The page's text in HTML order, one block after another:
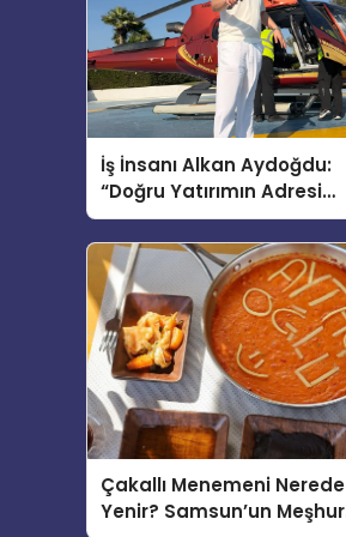
İş İnsanı Alkan Aydoğdu:
“Doğru Yatırımın Adresi
Bodrum”
Çakallı Menemeni Nerede
Yenir? Samsun’un Meşhur